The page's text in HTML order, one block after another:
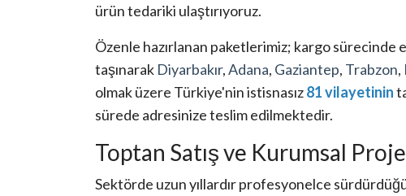
ürün tedariki ulaştırıyoruz.
Özenle hazırlanan paketlerimiz; kargo sürecinde
taşınarak Diyarbakır,Adana, Gaziantep, Trabzon,
olmak üzere Türkiye'nin istisnasız81 vilayetinin
sürede adresinize teslim edilmektedir.
Toptan Satış ve Kurumsal
Sektörde uzun yıllardır profesyonelce